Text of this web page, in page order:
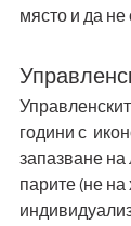
място и да
години с
запазване на
парите (не на